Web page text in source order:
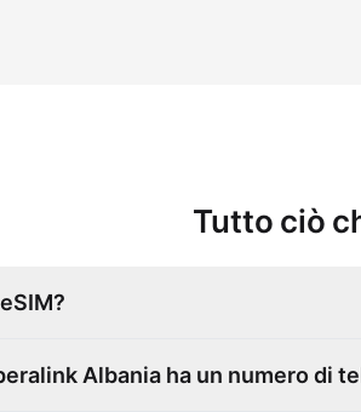
Tutto ciò
Albania ha un numero di